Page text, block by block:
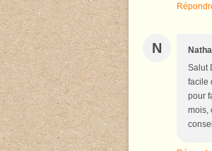
N
Salut
facile
pour
mois,